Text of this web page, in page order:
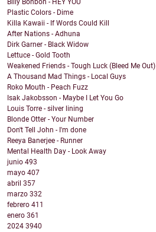
Billy Bonbon - HEY YOU
Plastic Colors - Dime
Killa Kawaii - If Words Could Kill
After Nations - Adhuna
Dirk Garner - Black Widow
Lettuce - Gold Tooth
Weakened Friends - Tough Luck (Bleed Me Out)
A Thousand Mad Things - Local Guys
Roko Mouth - Peach Fuzz
Isak Jakobsson - Maybe I Let You Go
Louis Torre - silver lining
Blonde Otter - Your Number
Don't Tell John - I'm done
Reeya Banerjee - Runner
Mental Health Day - Look Away
junio 493
mayo 407
abril 357
marzo 332
febrero 411
enero 361
2024 3940